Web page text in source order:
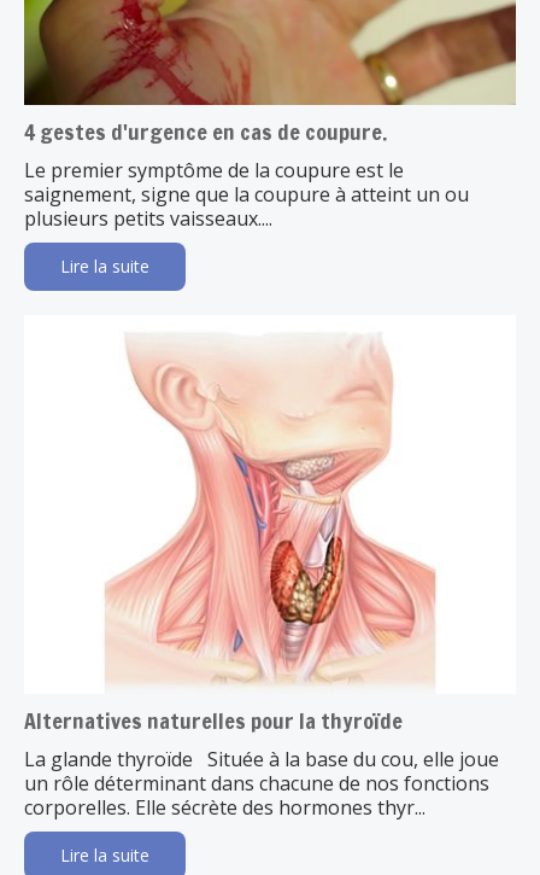
4 gestes d'urgence en cas de coupure.
Le premier symptôme de la coupure est le
saignement, signe que la coupure à atteint un ou
plusieurs petits vaisseaux....
Lire la suite
Alternatives naturelles pour la thyroïde
La glande thyroïde Située à la base du cou, elle joue
un rôle déterminant dans chacune de nos fonctions
corporelles. Elle sécrète des hormones thyr...
Lire la suite